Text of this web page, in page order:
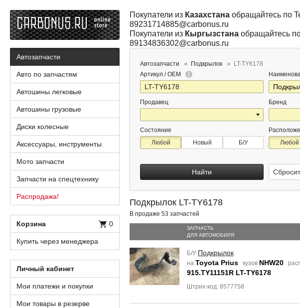
Покупатели из Казахстана обращайтесь по
89231714885@carbonus.ru
Покупатели из Кыргызстана обращайтесь
89134836302@carbonus.ru
Автозапчасти Подкрылок
LT-TY6178
Артикул / OEM
Продавец Бренд
Состояние
Любой
Новый Б/У
Любой
Найти
Подкрылок LT-TY6178
В продаже 53 запчастей
ЗАПЧАСТЬ
ДЛЯ АВТОМОБИЛЯ
Б/У Подкрылок
на Toyota Prius кузов NHW20
915.TY11151R LT-TY6178
Штрих-код: 8577758
Автозапчасти
Авто по запчастям
Автошины легковые
Автошины грузовые
Диски колесные
Аксессуары, инструменты
Мото запчасти
Запчасти на спецтехнику
Распродажа!
Корзина 0
Купить через менеджера
Личный кабинет
Мои платежи и покупки
Мои товары в резерве